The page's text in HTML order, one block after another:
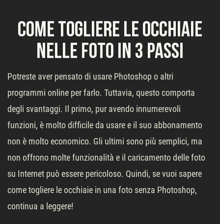
Come togliere le occhiaie
nelle foto in 3 passi
Potreste aver pensato di usare Photoshop o altri
programmi online per farlo. Tuttavia, questo comporta
degli svantaggi. Il primo, pur avendo innumerevoli
funzioni, è molto difficile da usare e il suo abbonamento
non è molto economico. Gli ultimi sono più semplici, ma
non offrono molte funzionalità e il caricamento delle foto
su Internet può essere pericoloso. Quindi, se vuoi sapere
come togliere le occhiaie in una foto senza Photoshop,
continua a leggere!